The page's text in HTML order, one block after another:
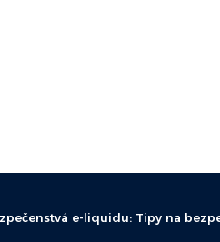
e-liquidu: Tipy na